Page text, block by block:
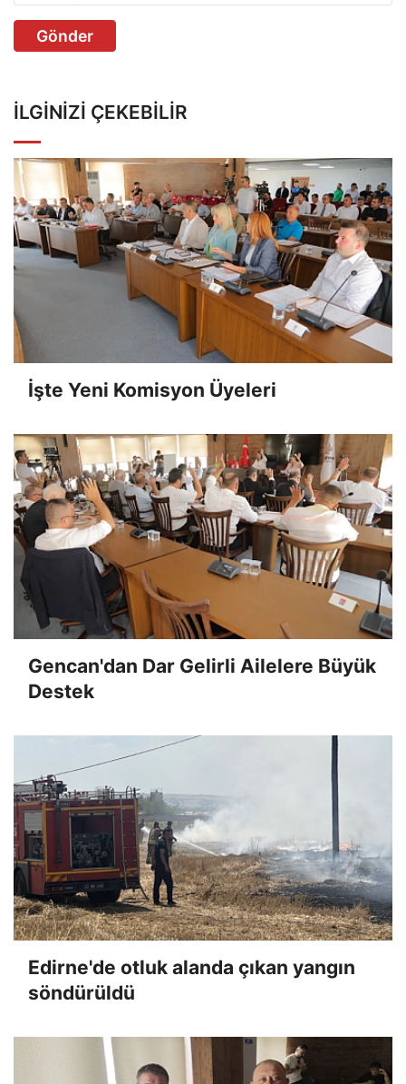
Gönder
İLGINIZI ÇEKEBILIR
İşte Yeni Komisyon Üyeleri
Gencan'dan Dar Gelirli Ailelere Büyük
Destek
Edirne'de otluk alanda çıkan yangın
söndürüldü